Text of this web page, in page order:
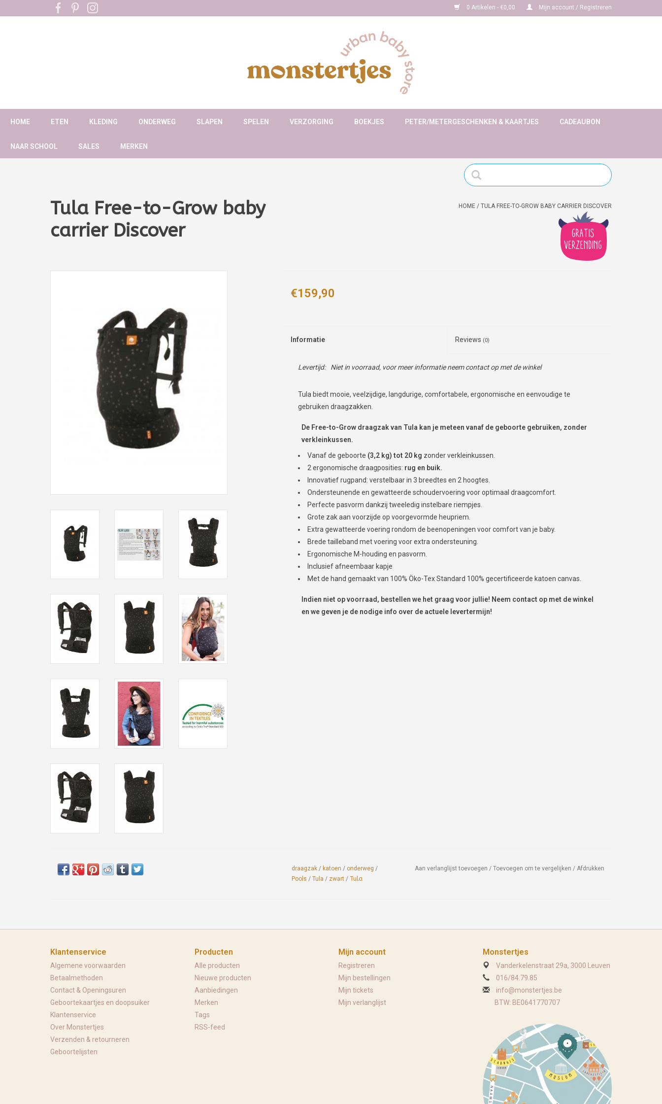
0 Artikelen - €0,00 Mijn account / Registreren
HOME ETEN KLEDING ONDERWEG SLAPEN SPELEN VERZORGING BOEKJES PETER/METERGESCHENKEN & KAARTJES CADEAUBON
NAAR SCHOOL SALES MERKEN
Tula Free-to-Grow baby
carrier Discover
HOME / TULA FREE-TO-GROW BABY CARRIER DISCOVER
€159,90
Informatie Reviews (0)
Levertijd: Niet in voorraad, voor meer informatie neem contact op met de winkel
Tula biedt mooie, veelzijdige, langdurige, comfortabele, ergonomische en eenvoudige te
gebruiken draagzakken.
De Free-to-Grow draagzak van Tula kan je meteen vanaf de geboorte gebruiken, zonder
verkleinkussen.
Vanaf de geboorte (3,2 kg) tot 20 kg zonder verkleinkussen.
2 ergonomische draagposities: rug en buik.
Innovatief rugpand: verstelbaar in 3 breedtes en 2 hoogtes.
Ondersteunende en gewatteerde schoudervoering voor optimaal draagcomfort.
Perfecte pasvorm dankzij tweeledig instelbare riempjes.
Grote zak aan voorzijde op voorgevormde heupriem.
Extra gewatteerde voering rondom de beenopeningen voor comfort van je baby.
Brede tailleband met voering voor extra ondersteuning.
Ergonomische M-houding en pasvorm.
Inclusief afneembaar kapje
Met de hand gemaakt van 100% Öko-Tex Standard 100% gecertificeerde katoen canvas.
Indien niet op voorraad, bestellen we het graag voor jullie! Neem contact op met de winkel
en we geven je de nodige info over de actuele levertermijn!
draagzak / katoen / onderweg /
Pools / Tula / zwart / Tula
Aan verlanglijst toevoegen / Toevoegen om te vergelijken / Afdrukken
Klantenservice
Algemene voorwaarden
Betaalmethoden
Contact & Openingsuren
Geboortekaartjes en doopsuiker
Klantenservice
Over Monstertjes
Verzenden & retourneren
Geboortelijsten
Producten
Alle producten
Nieuwe producten
Aanbiedingen
Merken
Tags
RSS-feed
Mijn account
Registreren
Mijn bestellingen
Mijn tickets
Mijn verlanglijst
Monstertjes
Vanderkelenstraat 29a, 3000 Leuven
016/84.79.85
info@monstertjes.be
BTW: BE0641770707